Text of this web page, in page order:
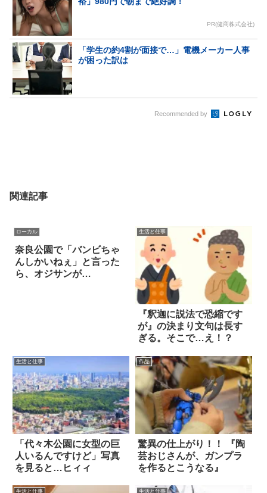
PR(健商株式会社)
「学生の約4割が面接で…」電機メーカー人事
が困った訳は
Recommended by
関連記事
ローカル
奈良公園で「バンビちゃ
んしかいねぇ」と言った
ら、オジサンが…
生活と仕事
『釈迦に説法で恐縮です
が』の決まり文句は長す
ぎる。そこで…え！？
生活と仕事
「代々木公園に女型の巨
人いるんですけど」写真
を見ると…ヒィィ
作品
驚異の仕上がり！！ 『陶
芸おじさんが、ガンプラ
を作るとこうなる』
生活と仕事 生活と仕事